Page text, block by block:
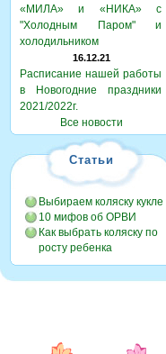
«МИЛА» и «НИКА» с
"Холодным Паром" и
холодильником
16.12.21
Расписание нашей работы
в Новогодние праздники
2021/2022г.
Все новости
Статьи
Выбираем коляску кукле
10 мифов об ОРВИ
Как выбрать коляску по
росту ребенка